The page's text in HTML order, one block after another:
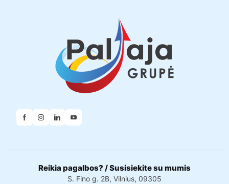
Reikia pagalbos? / Susisiekite su mumis
S. Fino g. 2B, Vilnius, 09305